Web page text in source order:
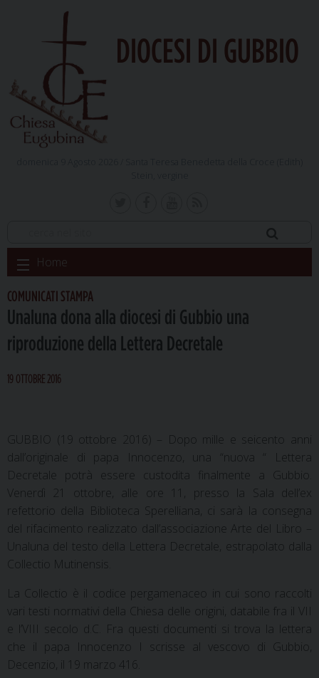
DIOCESI DI GUBBIO
Skip
to
content
Home
COMUNICATI STAMPA
Unaluna dona alla diocesi di Gubbio una
riproduzione della Lettera Decretale
19 OTTOBRE 2016
GUBBIO (19 ottobre 2016) – Dopo mille e seicento anni
dall’originale di papa Innocenzo, una “nuova “ Lettera
Decretale potrà essere custodita finalmente a Gubbio.
Venerdì 21 ottobre, alle ore 11, presso la Sala dell’ex
refettorio della Biblioteca Sperelliana, ci sarà la consegna
del rifacimento realizzato dall’associazione Arte del Libro –
Unaluna del testo della Lettera Decretale, estrapolato dalla
Collectio Mutinensis.
La Collectio è il codice pergamenaceo in cui sono raccolti
vari testi normativi della Chiesa delle origini, databile fra il VII
e l’VIII secolo d.C. Fra questi documenti si trova la lettera
che il papa Innocenzo I scrisse al vescovo di Gubbio,
Decenzio, il 19 marzo 416.